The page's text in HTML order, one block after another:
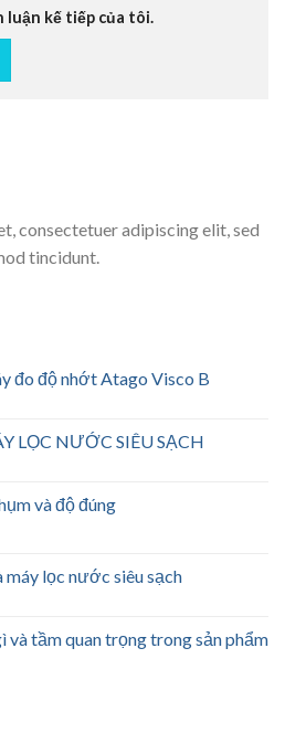
luận kế tiếp của tôi.
consectetuer adipiscing elit, sed
tincidunt.
đo độ nhớt Atago Visco B
LỌC NƯỚC SIÊU SẠCH
và độ đúng
máy lọc nước siêu sạch
và tầm quan trọng trong sản phẩm